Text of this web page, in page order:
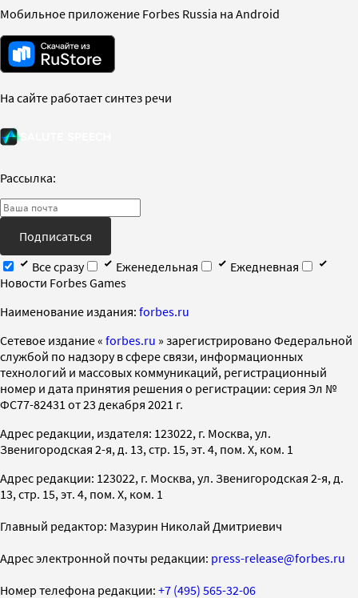
Мобильное приложение Forbes Russia на Android
На сайте работает синтез речи
Рассылка:
Подписаться
Все сразу
Еженедельная
Ежедневная
Новости Forbes Games
Наименование издания: forbes.ru
Cетевое издание « forbes.ru » зарегистрировано Федеральной
службой по надзору в сфере связи, информационных
технологий и массовых коммуникаций, регистрационный
номер и дата принятия решения о регистрации: серия Эл №
ФС77-82431 от 23 декабря 2021 г.
Адрес редакции, издателя: 123022, г. Москва, ул.
Звенигородская 2-я, д. 13, стр. 15, эт. 4, пом. X, ком. 1
Адрес редакции: 123022, г. Москва, ул. Звенигородская 2-я, д.
13, стр. 15, эт. 4, пом. X, ком. 1
Главный редактор: Мазурин Николай Дмитриевич
Адрес электронной почты редакции: press-release@forbes.ru
Номер телефона редакции: +7 (495) 565-32-06